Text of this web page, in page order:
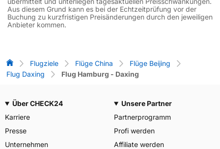
Aus diesem Grund kann es bei der Echtzeitprüfung vor der
Buchung zu kurzfristigen Preisänderungen durch den jeweiligen
Anbieter kommen.
Flug-Vergleich
Flugziele Flüge China
Flüge Beijing
Flug Daxing
Flug Hamburg - Daxing
Über CHECK24
Karriere
Presse
Unternehmen
Unsere Partner
Partnerprogramm
Profi werden
Affiliate werden